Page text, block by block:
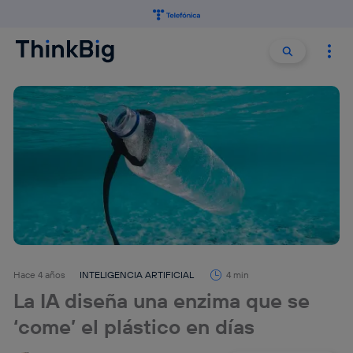
Buscar
Hace 4 años INTELIGENCIA ARTIFICIAL 4 min
La IA diseña una enzima que se
‘come’ el plástico en días